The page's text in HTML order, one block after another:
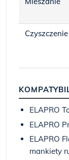
Czyszczenie
ELAPRO
ELAPRO
ELAPRO
mankiety